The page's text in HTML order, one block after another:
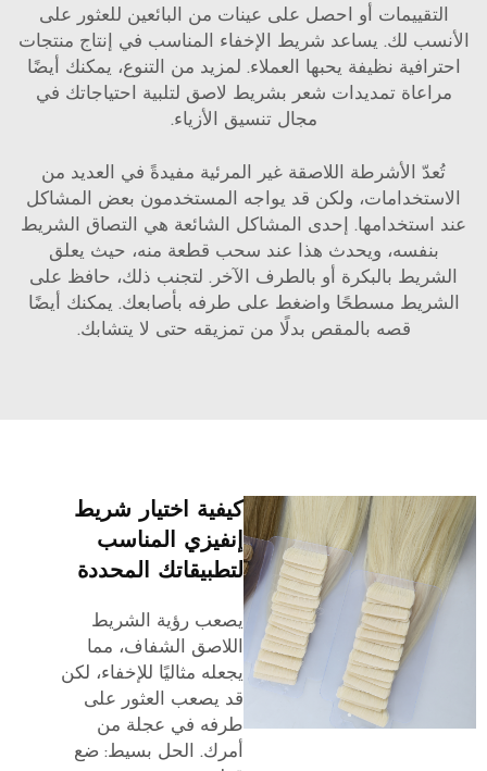
التقييمات أو احصل على عينات من البائعين للعثور على
الأنسب لك. يساعد شريط الإخفاء المناسب في إنتاج منتجات
احترافية نظيفة يحبها العملاء. لمزيد من التنوع، يمكنك أيضًا
مراعاة تمديدات شعر بشريط لاصق لتلبية احتياجاتك في
مجال تنسيق الأزياء.
تُعدّ الأشرطة اللاصقة غير المرئية مفيدةً في العديد من
الاستخدامات، ولكن قد يواجه المستخدمون بعض المشاكل
عند استخدامها. إحدى المشاكل الشائعة هي التصاق الشريط
بنفسه، ويحدث هذا عند سحب قطعة منه، حيث يعلق
الشريط بالبكرة أو بالطرف الآخر. لتجنب ذلك، حافظ على
الشريط مسطحًا واضغط على طرفه بأصابعك. يمكنك أيضًا
قصه بالمقص بدلًا من تمزيقه حتى لا يتشابك.
كيفية اختيار شريط
إنفيزي المناسب
لتطبيقاتك المحددة
يصعب رؤية الشريط
اللاصق الشفاف، مما
يجعله مثاليًا للإخفاء، لكن
قد يصعب العثور على
طرفه في عجلة من
أمرك. الحل بسيط: ضع